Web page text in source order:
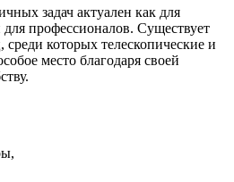
задач актуален как для
профессионалов. Существует
которых телескопические и
место благодаря своей